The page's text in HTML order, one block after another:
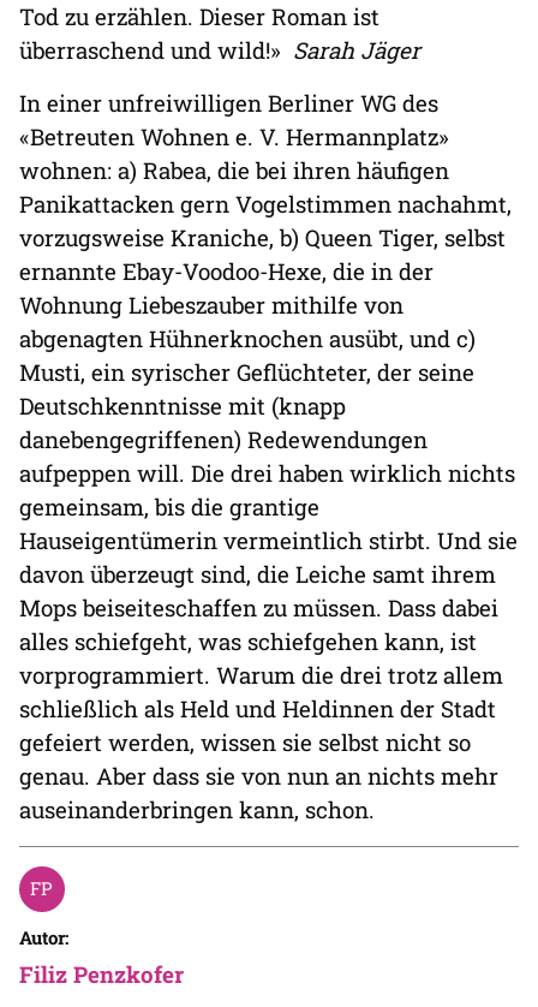
Tod zu erzählen. Dieser Roman ist
überraschend und wild!» Sarah Jäger
In einer unfreiwilligen Berliner WG des
«Betreuten Wohnen e. V. Hermannplatz»
wohnen: a) Rabea, die bei ihren häufigen
Panikattacken gern Vogelstimmen nachahmt,
vorzugsweise Kraniche, b) Queen Tiger, selbst
ernannte Ebay-Voodoo-Hexe, die in der
Wohnung Liebeszauber mithilfe von
abgenagten Hühnerknochen ausübt, und c)
Musti, ein syrischer Geflüchteter, der seine
Deutschkenntnisse mit (knapp
danebengegriffenen) Redewendungen
aufpeppen will. Die drei haben wirklich nichts
gemeinsam, bis die grantige
Hauseigentümerin vermeintlich stirbt. Und sie
davon überzeugt sind, die Leiche samt ihrem
Mops beiseiteschaffen zu müssen. Dass dabei
alles schiefgeht, was schiefgehen kann, ist
vorprogrammiert. Warum die drei trotz allem
schließlich als Held und Heldinnen der Stadt
gefeiert werden, wissen sie selbst nicht so
genau. Aber dass sie von nun an nichts mehr
auseinanderbringen kann, schon.
Autor:
Filiz Penzkofer